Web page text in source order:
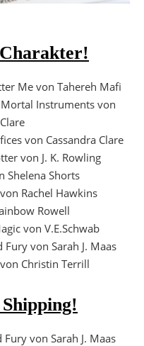
Me von Tahereh Mafi
Instruments von
von Cassandra Clare
von J. K. Rowling
Shelena Shorts
Rachel Hawkins
Rowell
von V.E.Schwab
von Sarah J. Maas
Christin Terrill
von Sarah J. Maas